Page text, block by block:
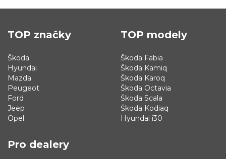
TOP značky
Škoda
Hyundai
Mazda
Peugeot
Ford
Jeep
Opel
TOP modely
Škoda Fabia
Škoda Kamiq
Škoda Karoq
Škoda Octavia
Škoda Scala
Škoda Kodiaq
Hyundai i30
Pro dealery